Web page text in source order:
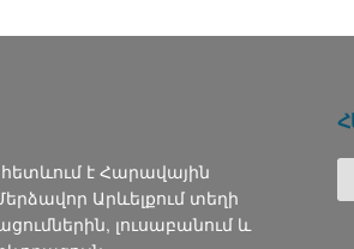
հետևում է Հարավային
Արևելքում տեղի
լուսաբանում և